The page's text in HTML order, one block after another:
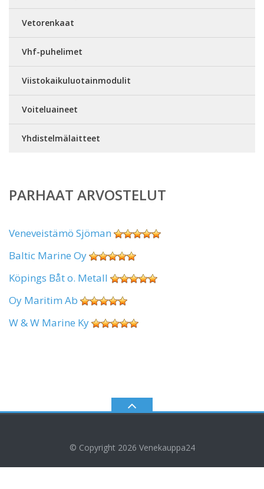
Vetorenkaat
Vhf-puhelimet
Viistokaikuluotainmodulit
Voiteluaineet
Yhdistelmälaitteet
PARHAAT ARVOSTELUT
Veneveistämö Sjöman
Baltic Marine Oy
Köpings Båt o. Metall
Oy Maritim Ab
W & W Marine Ky
© Copyright 2026 Venekauppa24